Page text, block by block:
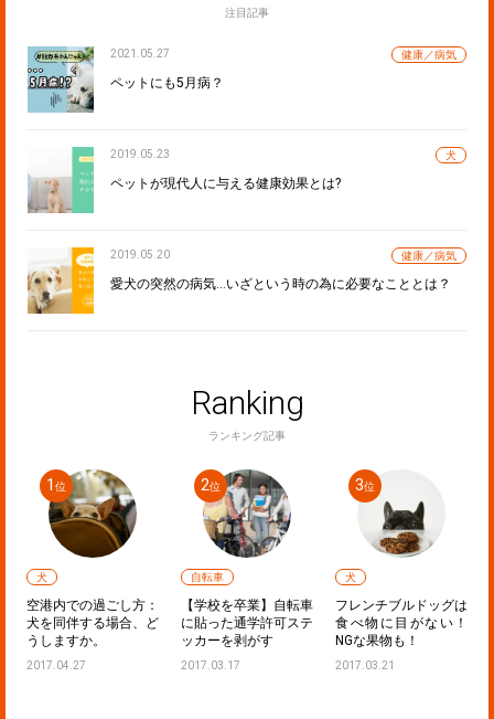
注目記事
2021.05.27 健康／病気
ペットにも5月病？
2019.05.23 犬
ペットが現代人に与える健康効果とは?
2019.05.20 健康／病気
愛犬の突然の病気…いざという時の為に必要なこととは？
Ranking
ランキング記事
犬
空港内での過ごし方：
犬を同伴する場合、ど
うしますか。
2017.04.27
自転車
【学校を卒業】自転車
に貼った通学許可ステ
ッカーを剥がす
2017.03.17
犬
フレンチブルドッグは
食べ物に目がない！
NGな果物も！
2017.03.21